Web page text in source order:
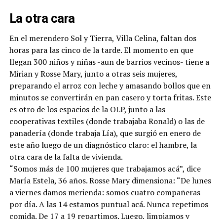
La otra cara
En el merendero Sol y Tierra, Villa Celina, faltan dos
horas para las cinco de la tarde. El momento en que
llegan 300 niños y niñas -aun de barrios vecinos- tiene a
Mirian y Rosse Mary, junto a otras seis mujeres,
preparando el arroz con leche y amasando bollos que en
minutos se convertirán en pan casero y torta fritas. Este
es otro de los espacios de la OLP, junto a las
cooperativas textiles (donde trabajaba Ronald) o las de
panadería (donde trabaja Lía), que surgió en enero de
este año luego de un diagnóstico claro: el hambre, la
otra cara de la falta de vivienda.
“Somos más de 100 mujeres que trabajamos acá”, dice
María Estela, 36 años. Rosse Mary dimensiona: “De lunes
a viernes damos merienda: somos cuatro compañeras
por día. A las 14 estamos puntual acá. Nunca repetimos
comida. De 17 a 19 repartimos. Luego, limpiamos y